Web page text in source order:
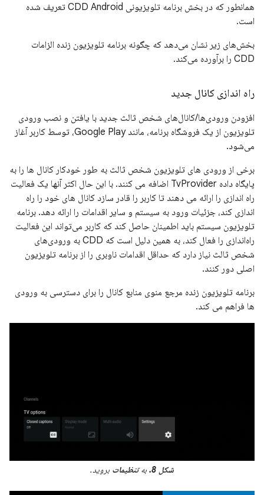
همانطور که در بخش برنامه تلویزیونی CDD Android تعریف شده
است.
بخش‌های زیر نشان می‌دهد که چگونه برنامه تلویزیون زنده الزامات
CDD را برآورده می‌کند.
راه اندازی کانال جدید
افزودن ورودی‌ها/کانال‌های شخص ثالث جدید با یافتن و نصب ورودی
تلویزیون از یک فروشگاه برنامه، مانند Google Play، توسط کاربر آغاز
می‌شود.
برخی از ورودی های تلویزیون شخص ثالث به طور خودکار کانال ها را به
پایگاه داده TvProvider اضافه می کنند. با این حال اکثر آنها یک فعالیت
راه اندازی را ارائه می دهند تا کاربر را قادر سازد کانال های خود را راه
اندازی کند، جزئیات ورود به سیستم و سایر اقدامات را ارائه دهد. برنامه
تلویزیون سیستم باید اطمینان حاصل کند که کاربر می‌تواند این فعالیت
راه‌اندازی را فعال کند، به همین دلیل است که CDD به ورودی‌های
شخص ثالث نیاز دارد که حداقل اقدامات ناوبری را از برنامه تلویزیون
اصلی دور کنند.
برنامه تلویزیون زنده مرجع منوی منابع کانال را برای دسترسی به ورودی
ها فراهم می کند.
شکل 8. بهتنظیمات بروید.